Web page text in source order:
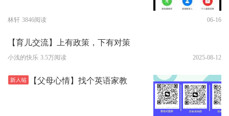
林轩 3846阅读 06-16
【育儿交流】上有政策，下有对策
小浅的快乐 3.5万阅读 2025-08-12
【父母心情】找个英语家教